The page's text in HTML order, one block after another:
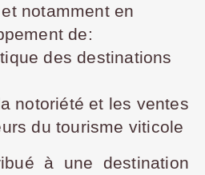
notamment en
de:
des destinations
notoriété et les ventes
du tourisme viticole
à une destination